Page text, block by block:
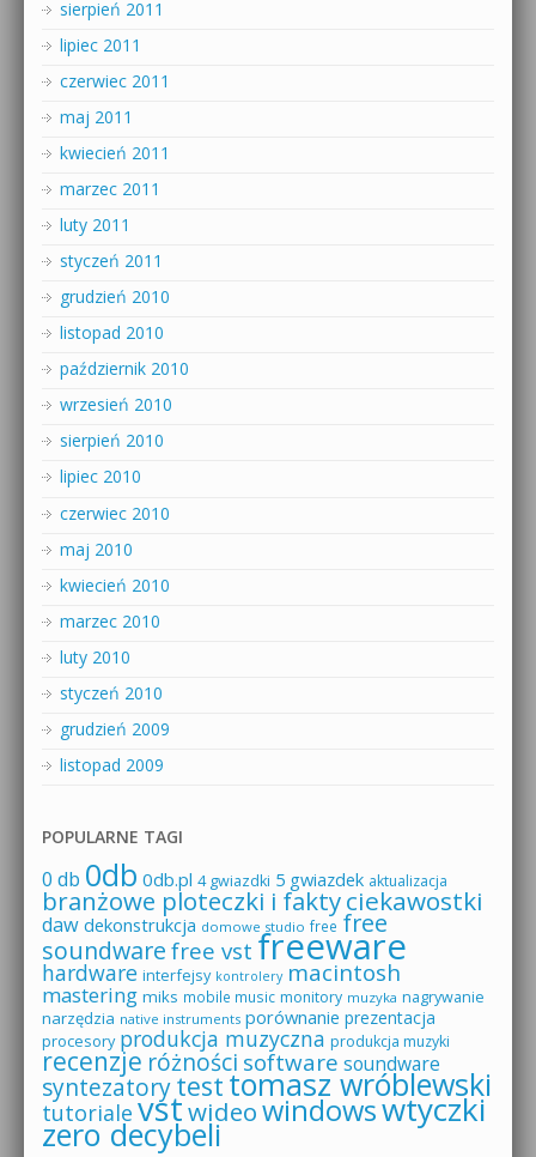
sierpień 2011
lipiec 2011
czerwiec 2011
maj 2011
kwiecień 2011
marzec 2011
luty 2011
styczeń 2011
grudzień 2010
listopad 2010
październik 2010
wrzesień 2010
sierpień 2010
lipiec 2010
czerwiec 2010
maj 2010
kwiecień 2010
marzec 2010
luty 2010
styczeń 2010
grudzień 2009
listopad 2009
POPULARNE TAGI
0 db 0db 0db.pl 4 gwiazdki 5 gwiazdek aktualizacja
branżowe ploteczki i faktyciekawostki
daw dekonstrukcja domowe studio free free
soundware free vst freeware
hardware interfejsy kontrolery macintosh
mastering miks mobile music monitory muzyka nagrywanie
narzędzia native instruments porównanie prezentacja
procesory produkcja muzyczna produkcja muzyki
recenzje różności software soundware
syntezatorytesttomasz wróblewski
tutoriale vstwideowindowswtyczki
zero decybeli